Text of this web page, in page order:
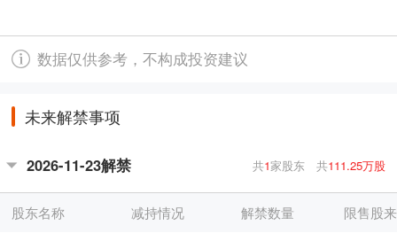
数据仅供参考，不构成投资建议
未来解禁事项
2026-11-23解禁 共111.25万股
共1家股东
股东名称 减持情况 解禁数量 限售股